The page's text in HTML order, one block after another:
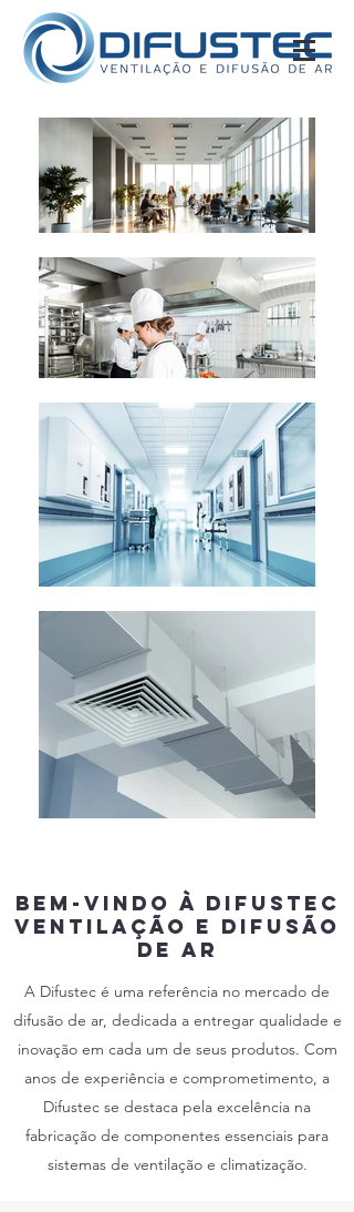
BEM-VINDO À DIFUSTEC
VENTILAÇÃO E DIFUSÃO
DE AR
A Difustec é uma referência no mercado de
difusão de ar, dedicada a entregar qualidade e
inovação em cada um de seus produtos. Com
anos de experiência e comprometimento, a
Difustec se destaca pela excelência na
fabricação de componentes essenciais para
sistemas de ventilação e climatização.